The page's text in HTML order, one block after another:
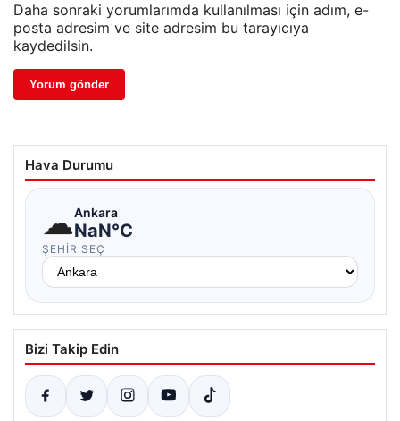
Daha sonraki yorumlarımda kullanılması için adım, e-
posta adresim ve site adresim bu tarayıcıya
kaydedilsin.
Hava Durumu
☁Ankara
NaN°C
ŞEHIR SEÇ
Bizi Takip Edin